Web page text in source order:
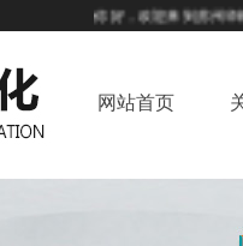
你好，欢迎来到苏州华榕净化
网站首页